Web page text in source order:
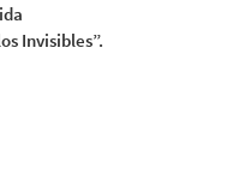
Invisibles”.